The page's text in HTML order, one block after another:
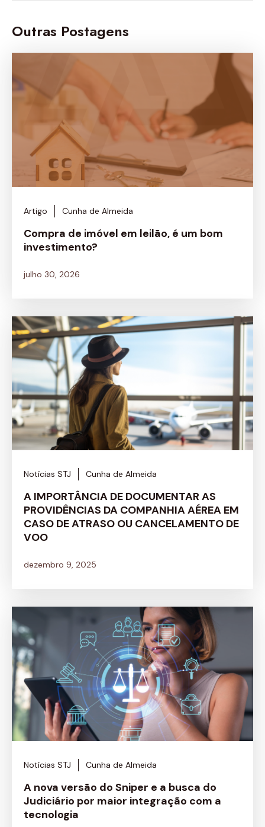
Outras Postagens
Artigo Cunha de Almeida
Compra de imóvel em leilão, é um bom
investimento?
julho 30, 2026
Notícias STJ Cunha de Almeida
A IMPORTÂNCIA DE DOCUMENTAR AS
PROVIDÊNCIAS DA COMPANHIA AÉREA EM
CASO DE ATRASO OU CANCELAMENTO DE
VOO
dezembro 9, 2025
Notícias STJ Cunha de Almeida
A nova versão do Sniper e a busca do
Judiciário por maior integração com a
tecnologia